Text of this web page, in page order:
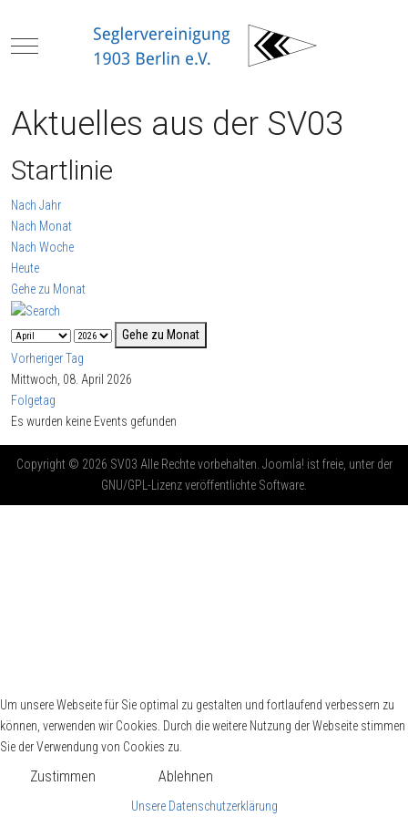
Mobile Menu Toggle
Aktuelles aus der SV03
Startlinie
Nach Jahr
Nach Monat
Nach Woche
Heute
Gehe zu Monat
Gehe zu Monat
Vorheriger Tag
Mittwoch, 08. April 2026
Folgetag
Es wurden keine Events gefunden
Copyright © 2026 SV03 Alle Rechte vorbehalten. Joomla! ist freie, unter der
GNU/GPL-Lizenz veröffentlichte Software.
Um unsere Webseite für Sie optimal zu gestalten und fortlaufend verbessern zu
können, verwenden wir Cookies. Durch die weitere Nutzung der Webseite stimmen
Sie der Verwendung von Cookies zu.
Zustimmen Ablehnen
Unsere Datenschutzerklärung